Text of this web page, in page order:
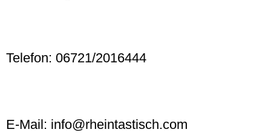
Telefon: 06721/2016444
E-Mail: info@rheintastisch.com